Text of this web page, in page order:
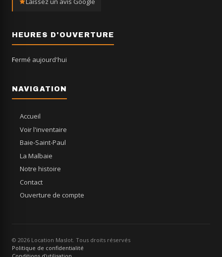
HEURES D'OUVERTURE
Fermé aujourd'hui
NAVIGATION
Accueil
Voir l'inventaire
Baie-Saint-Paul
La Malbaie
Notre histoire
Contact
Ouverture de compte
© 2026 Location Maslot. Tous droits réservés
Politique de confidentialité